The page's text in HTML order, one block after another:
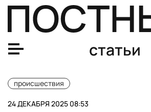
статьи
происшествия
24 ДЕКАБРЯ 2025 08:53
Убийство Фанила Сарварова: кто